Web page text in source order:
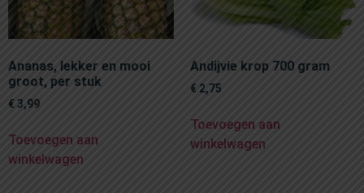
Ananas, lekker en mooi
groot, per stuk
€ 3,99
Toevoegen aan
winkelwagen
Andijvie krop 700 gram
€ 2,75
Toevoegen aan
winkelwagen